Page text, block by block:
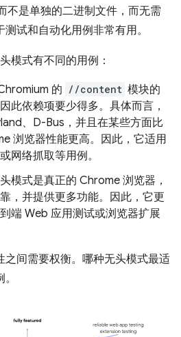
不是单独的二进制文件，而无需
试和自动化用例非常有用。
模式有不同的用例：
的 //content 模块的
此依赖项要少得多。具体而言，
、D-Bus，并且在某些方面比
浏览器性能更高。因此，它适用
网络抓取等用例。
模式是真正的 Chrome 浏览器，
，并提供更多功能。因此，它更
端 Web 应用测试或浏览器扩展
之间需要权衡。哪种无头模式最适